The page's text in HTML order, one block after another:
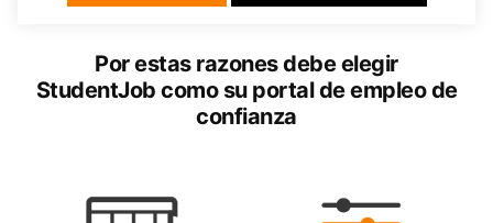
Por estas razones debe elegir
StudentJob como su portal de empleo de
confianza